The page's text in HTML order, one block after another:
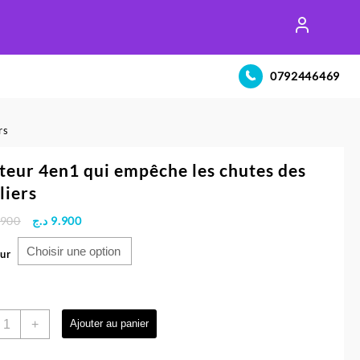
0792446469
4en1 qui empêche les chutes des
Le
prix
initial
9.900 د.ج
Le
prix
actuel
+ Ajouter au panier